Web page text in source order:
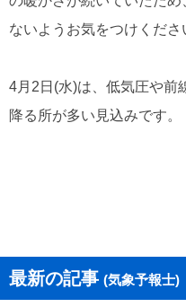
ないようお気をつけくださ
4月2日(水)は、低気圧や前
降る所が多い見込みです。
最新の記事 (気象予報士)